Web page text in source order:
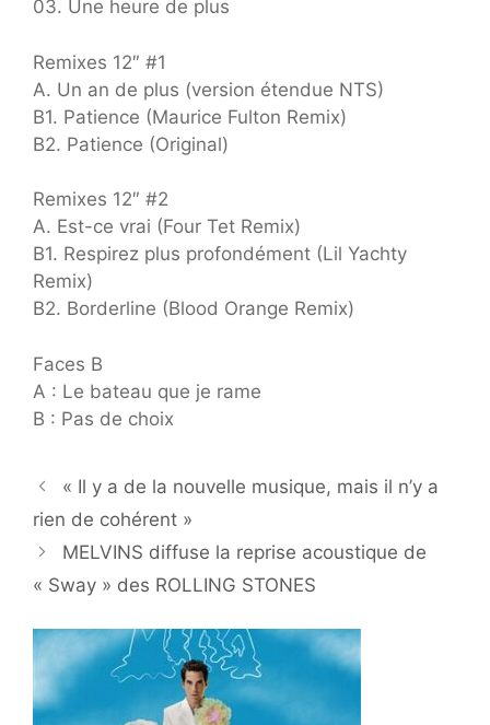
03. Une heure de plus
Remixes 12″ #1
A. Un an de plus (version étendue NTS)
B1. Patience (Maurice Fulton Remix)
B2. Patience (Original)
Remixes 12″ #2
A. Est-ce vrai (Four Tet Remix)
B1. Respirez plus profondément (Lil Yachty
Remix)
B2. Borderline (Blood Orange Remix)
Faces B
A : Le bateau que je rame
B : Pas de choix
« Il y a de la nouvelle musique, mais il n’y a
rien de cohérent »
MELVINS diffuse la reprise acoustique de
« Sway » des ROLLING STONES